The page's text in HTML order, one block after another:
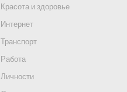
Красота и здоровье
Интернет
Транспорт
Работа
Личности